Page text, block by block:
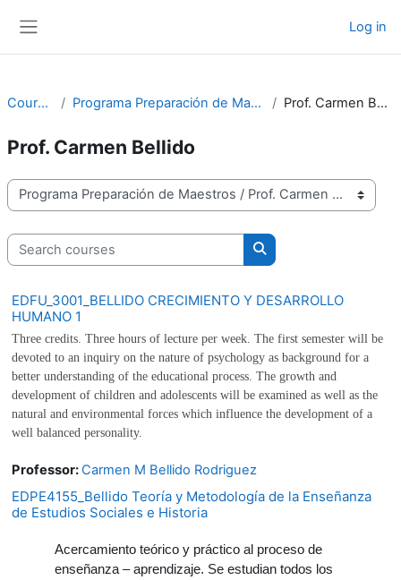
Log in
Courses Programa Preparación de Maestros Prof. Carmen Bellido
Prof. Carmen Bellido
Course categories
Search courses
Search courses
EDFU_3001_BELLIDO CRECIMIENTO Y DESARROLLO
HUMANO 1
Three credits. Three hours of lecture per week. The first semester will be
devoted to an inquiry on the nature of psychology as background for a
better understanding of the educational process. The growth and
development of children and adolescents will be examined as well as the
natural and environmental forces which influence the development of a
well balanced personality.
Professor:Carmen M Bellido Rodriguez
EDPE4155_Bellido Teoría y Metodología de la Enseñanza
de Estudios Sociales e Historia
Acercamiento teórico y práctico al proceso de
enseñanza – aprendizaje. Se estudian todos los